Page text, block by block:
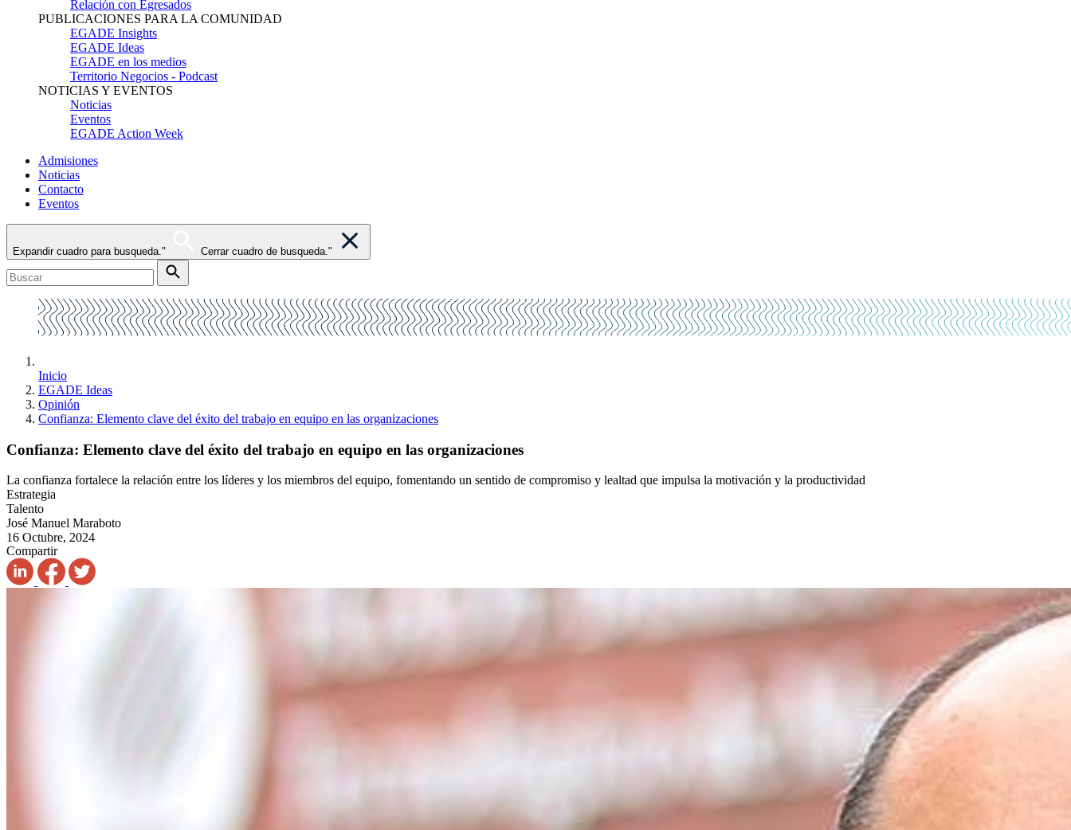
Relación con Egresados
PUBLICACIONES PARA LA COMUNIDAD
EGADE Insights
EGADE Ideas
EGADE en los medios
Territorio Negocios - Podcast
NOTICIAS Y EVENTOS
Noticias
Eventos
EGADE Action Week
Admisiones
Noticias
Contacto
Eventos
Expandir cuadro para busqueda." Cerrar cuadro de busqueda."
Inicio
EGADE Ideas
Opinión
Confianza: Elemento clave del éxito del trabajo en equipo en las organizaciones
Confianza: Elemento clave del éxito del trabajo en equipo en las organizaciones
La confianza fortalece la relación entre los líderes y los miembros del equipo, fomentando un sentido de compromiso y lealtad que impulsa la motivación y la productividad
Estrategia
Talento
José Manuel Maraboto
16 Octubre, 2024
Compartir